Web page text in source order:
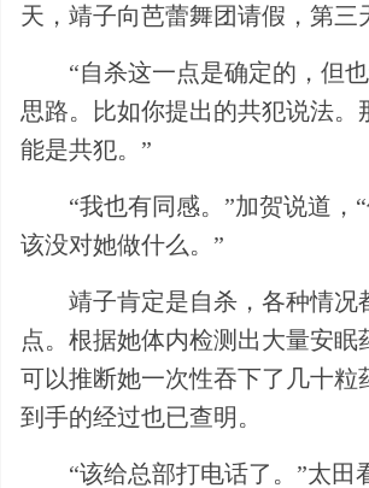
天，靖子向芭蕾舞团请假，第三
“自杀这一点是确定的，但
思路。比如你提出的共犯说法。
能是共犯。”
“我也有同感。”加贺说道，
该没对她做什么。”
靖子肯定是自杀，各种情况
点。根据她体内检测出大量安眠
可以推断她一次性吞下了几十粒
到手的经过也已查明。
“该给总部打电话了。”太田